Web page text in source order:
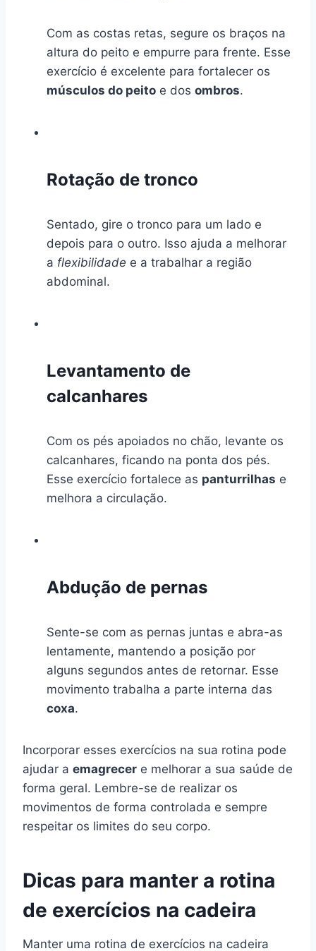
Com as costas retas, segure os braços na
altura do peito e empurre para frente. Esse
exercício é excelente para fortalecer os
músculos do peito e dos ombros.
Rotação de tronco
Sentado, gire o tronco para um lado e
depois para o outro. Isso ajuda a melhorar
a flexibilidade e a trabalhar a região
abdominal.
Levantamento de
calcanhares
Com os pés apoiados no chão, levante os
calcanhares, ficando na ponta dos pés.
Esse exercício fortalece as panturrilhas e
melhora a circulação.
Abdução de pernas
Sente-se com as pernas juntas e abra-as
lentamente, mantendo a posição por
alguns segundos antes de retornar. Esse
movimento trabalha a parte interna das
coxa.
Incorporar esses exercícios na sua rotina pode
ajudar a emagrecer e melhorar a sua saúde de
forma geral. Lembre-se de realizar os
movimentos de forma controlada e sempre
respeitar os limites do seu corpo.
Dicas para manter a rotina
de exercícios na cadeira
Manter uma rotina de exercícios na cadeira